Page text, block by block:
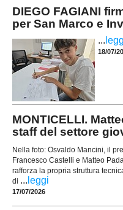
DIEGO FAGIANI
per San Marco e
...
18/07/
MONTICELLI.
staff del settore
Nella foto: Osvaldo Mancini, il
Francesco Castelli e Matteo
rafforza la propria struttura
di ... leggi
17/07/2026